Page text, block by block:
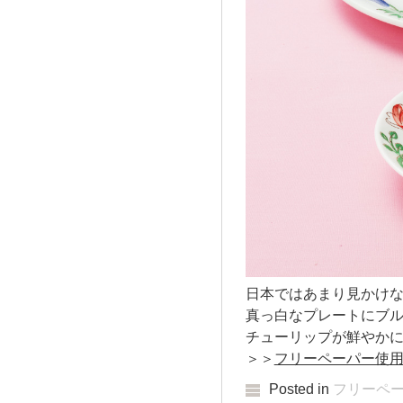
日本ではあまり見かけ
真っ白なプレートにブ
チューリップが鮮やか
＞＞ フリーペーパー使
Posted in フリーペ